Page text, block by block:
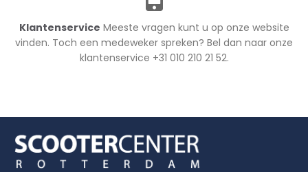
Klantenservice Meeste vragen kunt u op onze website
vinden. Toch een medeweker spreken? Bel dan naar onze
klantenservice +31 010 210 21 52.